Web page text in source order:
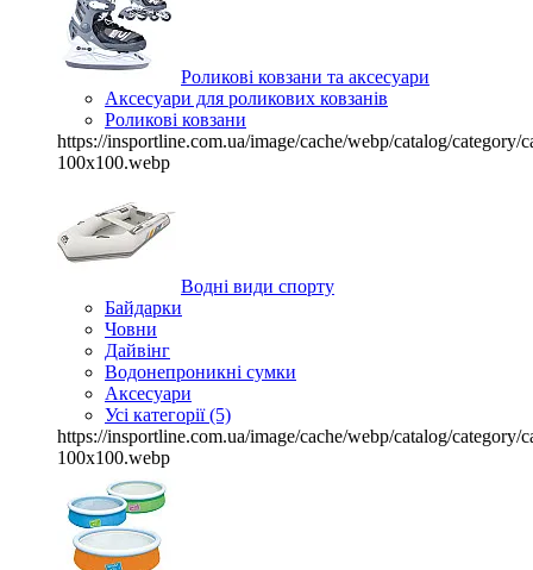
Роликові ковзани та аксесуари
Аксесуари для роликових ковзанів
Роликові ковзани
https://insportline.com.ua/image/cache/webp/catalog/category/
100x100.webp
Водні види спорту
Байдарки
Човни
Дайвінг
Водонепроникні сумки
Аксесуари
Усі категорії (5)
https://insportline.com.ua/image/cache/webp/catalog/category/
100x100.webp